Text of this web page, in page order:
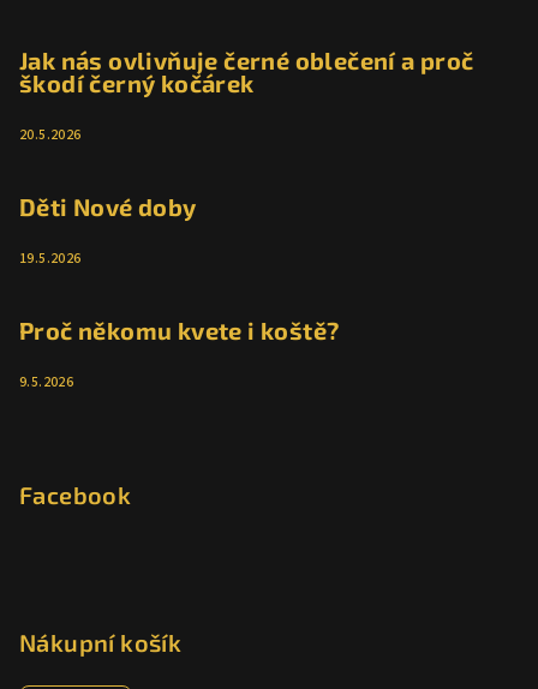
Jak nás ovlivňuje černé oblečení a proč
škodí černý kočárek
20.5.2026
Děti Nové doby
19.5.2026
Proč někomu kvete i koště?
9.5.2026
Facebook
Nákupní košík